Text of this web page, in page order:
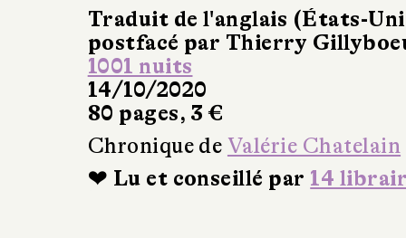
Traduit de l'anglais (États-
postfacé par Thierry
1001 nuits
14/10/2020
80 pages, 3 €
Chronique de Valérie Chatelain
❤ Lu et conseillé par 14